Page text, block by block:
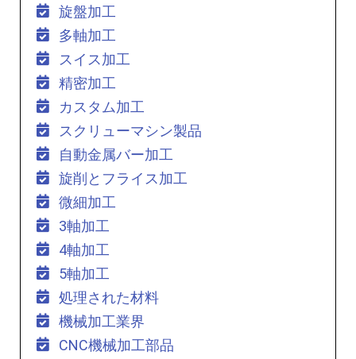
旋盤加工
多軸加工
スイス加工
精密加工
カスタム加工
スクリューマシン製品
自動金属バー加工
旋削とフライス加工
微細加工
3軸加工
4軸加工
5軸加工
処理された材料
機械加工業界
CNC機械加工部品